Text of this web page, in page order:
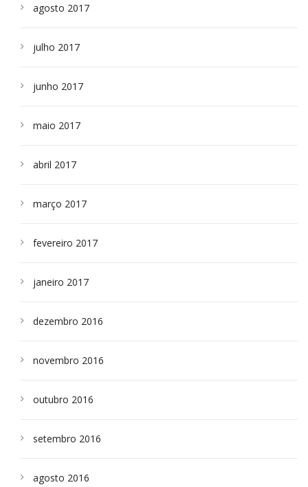
agosto 2017
julho 2017
junho 2017
maio 2017
abril 2017
março 2017
fevereiro 2017
janeiro 2017
dezembro 2016
novembro 2016
outubro 2016
setembro 2016
agosto 2016